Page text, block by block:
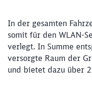
In der gesamten
somit für den WLAN-
verlegt. In Summe
versorgte Raum der
und bietet dazu über